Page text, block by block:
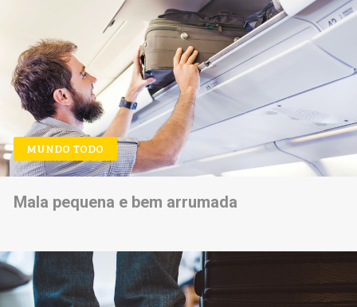
MUNDO TODO
Mala pequena e bem arrumada